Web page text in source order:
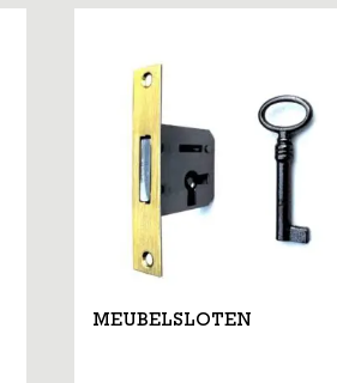
MEUBELSLOTEN